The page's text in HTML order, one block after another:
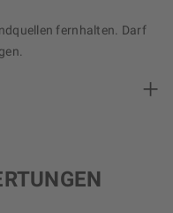
fernhalten. Darf